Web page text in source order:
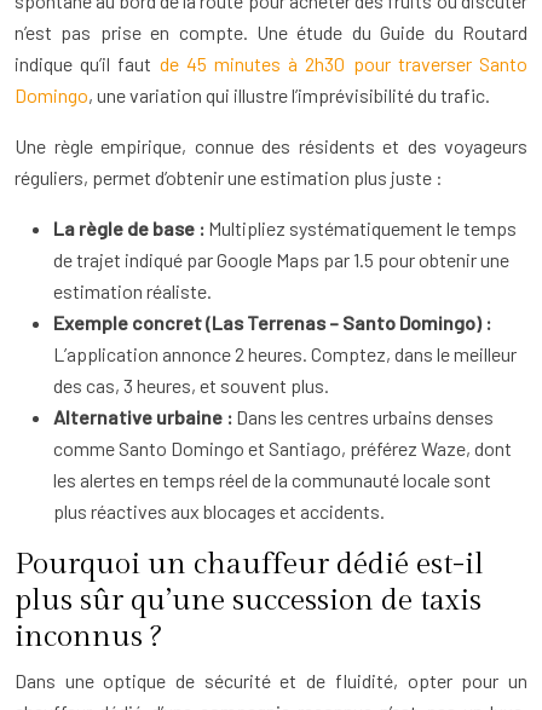
n’est pas prise en compte. Une étude du Guide du Routard
indique qu’il faut de 45 minutes à 2h30 pour traverser Santo
Domingo, une variation qui illustre l’imprévisibilité du trafic.
Une règle empirique, connue des résidents et des voyageurs
réguliers, permet d’obtenir une estimation plus juste :
La règle de base : Multipliez systématiquement le temps
de trajet indiqué par Google Maps par 1.5 pour obtenir une
estimation réaliste.
Exemple concret (Las Terrenas – Santo Domingo) :
L’application annonce 2 heures. Comptez, dans le meilleur
des cas, 3 heures, et souvent plus.
Alternative urbaine : Dans les centres urbains denses
comme Santo Domingo et Santiago, préférez Waze, dont
les alertes en temps réel de la communauté locale sont
plus réactives aux blocages et accidents.
Pourquoi un chauffeur dédié est-il
plus sûr qu’une succession de taxis
inconnus ?
Dans une optique de sécurité et de fluidité, opter pour un